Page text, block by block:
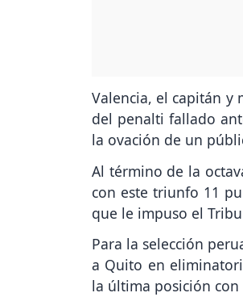
Valencia, el capitán y
del penalti fallado
la ovación de un
Al término de la
con este triunfo 11
que le impuso el
Para la selección
a Quito en
la última posición con